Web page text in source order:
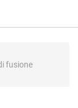
fusione